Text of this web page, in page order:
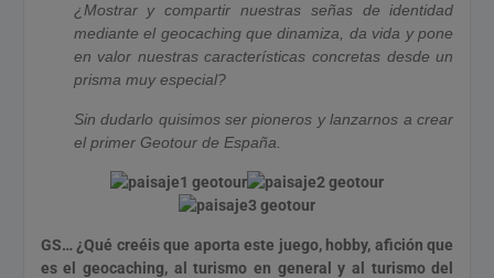
¿Mostrar y compartir nuestras señas de identidad
mediante el geocaching que dinamiza, da vida y pone
en valor nuestras características concretas desde un
prisma muy especial?
Sin dudarlo quisimos ser pioneros y lanzarnos a crear
el primer Geotour de España.
GS… ¿Qué creéis que aporta este juego, hobby, afición que
es el geocaching, al turismo en general y al turismo del